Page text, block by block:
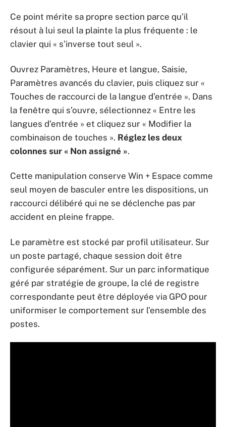
Ce point mérite sa propre section parce qu’il
résout à lui seul la plainte la plus fréquente : le
clavier qui « s’inverse tout seul ».
Ouvrez Paramètres, Heure et langue, Saisie,
Paramètres avancés du clavier, puis cliquez sur «
Touches de raccourci de la langue d’entrée ». Dans
la fenêtre qui s’ouvre, sélectionnez « Entre les
langues d’entrée » et cliquez sur « Modifier la
combinaison de touches ». Réglez les deux
colonnes sur « Non assigné ».
Cette manipulation conserve Win + Espace comme
seul moyen de basculer entre les dispositions, un
raccourci délibéré qui ne se déclenche pas par
accident en pleine frappe.
Le paramètre est stocké par profil utilisateur. Sur
un poste partagé, chaque session doit être
configurée séparément. Sur un parc informatique
géré par stratégie de groupe, la clé de registre
correspondante peut être déployée via GPO pour
uniformiser le comportement sur l’ensemble des
postes.